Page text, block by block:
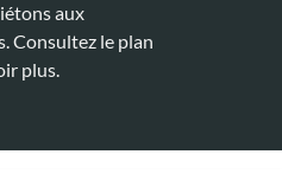
aux
Consultez le plan
plus.